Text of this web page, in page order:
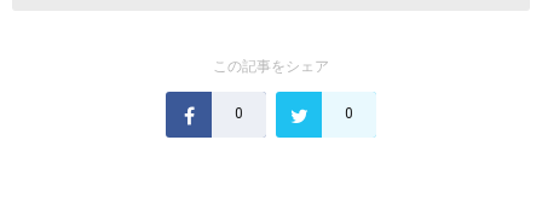
この記事をシェア
0 0